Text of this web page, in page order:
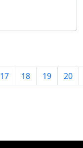
17 18 19 20